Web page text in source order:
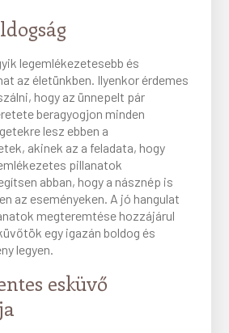
legemlékezetesebb és
az életünkben. Ilyenkor érdemes
hogy az ünnepelt pár
beragyogjon minden
lesz ebben a
akinek az a feladata, hogy
pillanatok
abban, hogy a násznép is
az eseményeken. A jó hangulat
megteremtése hozzájárul
egy igazán boldog és
legyen.
esküvő